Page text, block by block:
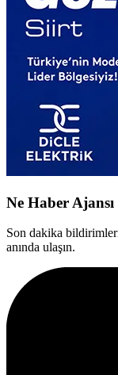
Ne Haber
Son dakika
anında ulaşın.